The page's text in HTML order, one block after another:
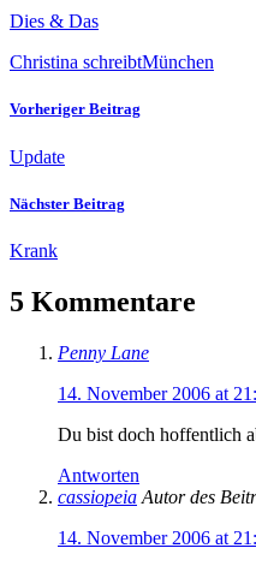
Dies & Das
Christina schreibtMünchen
Vorheriger Beitrag
Update
Nächster Beitrag
Krank
5 Kommentare
Penny Lane
14. November 2006 at
Du bist doch hoffentlich
Antworten
cassiopeia Autor des
14. November 2006 at